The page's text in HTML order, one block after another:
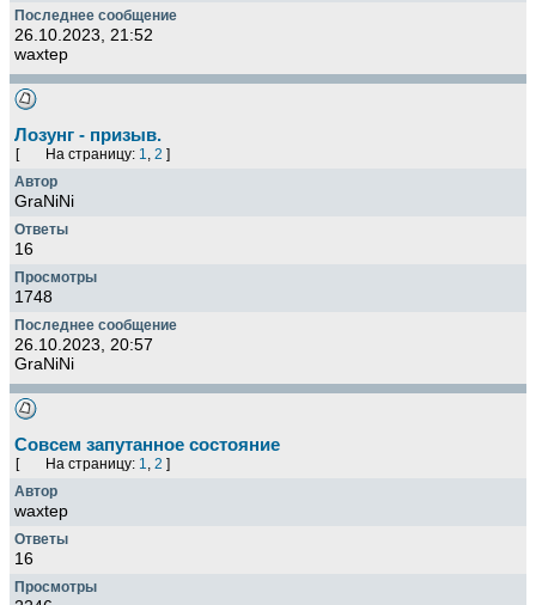
26.10.2023, 21:52
waxtep
Лозунг - призыв.
[ На страницу: 1, 2 ]
GraNiNi
16
1748
26.10.2023, 20:57
GraNiNi
Совсем запутанное состояние
[ На страницу: 1, 2 ]
waxtep
16